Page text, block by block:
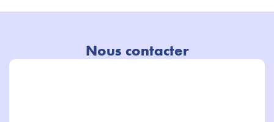
Nous contacter